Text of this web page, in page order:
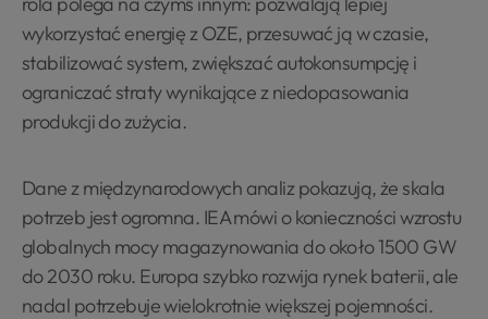
wykorzystać energię z OZE, przesuwać ją w czasie,
stabilizować system, zwiększać autokonsumpcję i
ograniczać straty wynikające z niedopasowania
produkcji do zużycia.
Dane z międzynarodowych analiz pokazują, że skala
potrzeb jest ogromna. IEA mówi o konieczności wzrostu
globalnych mocy magazynowania do około 1500 GW
do 2030 roku. Europa szybko rozwija rynek baterii, ale
nadal potrzebuje wielokrotnie większej pojemności.